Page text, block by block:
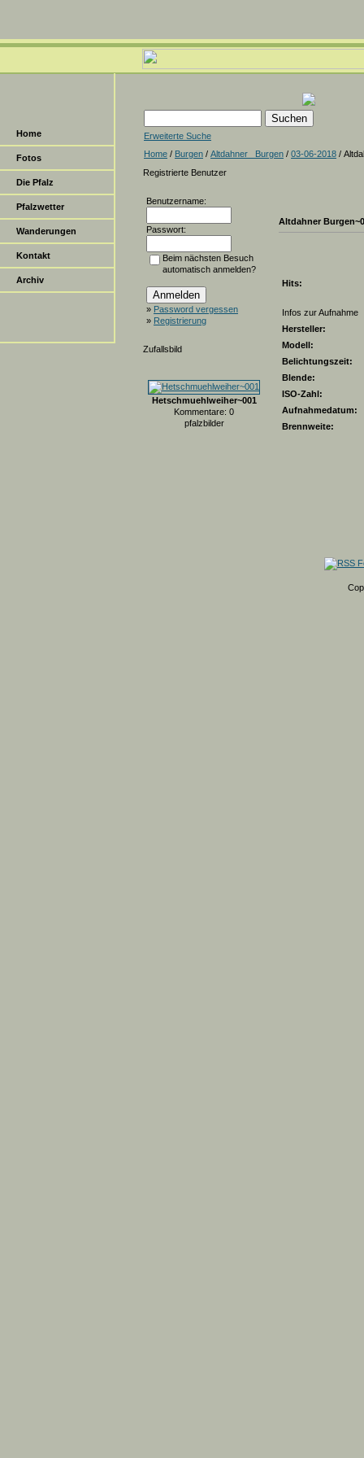
Home
Fotos
Die Pfalz
Pfalzwetter
Wanderungen
Kontakt
Archiv
Erweiterte Suche
Home / Burgen / Altdahner _Burgen / 03-06-2018 /
Registrierte Benutzer
Benutzername:
Passwort:
Beim nächsten Besuch
automatisch anmelden?
» Password vergessen
» Registrierung
Zufallsbild
Hetschmuehlweiher~001
Kommentare: 0
pfalzbilder
Altdahner
Hits:
Infos zur Aufnahme
Hersteller:
Modell:
Belichtungszeit:
Blende:
ISO-Zahl:
Aufnahmedatum:
Brennweite: